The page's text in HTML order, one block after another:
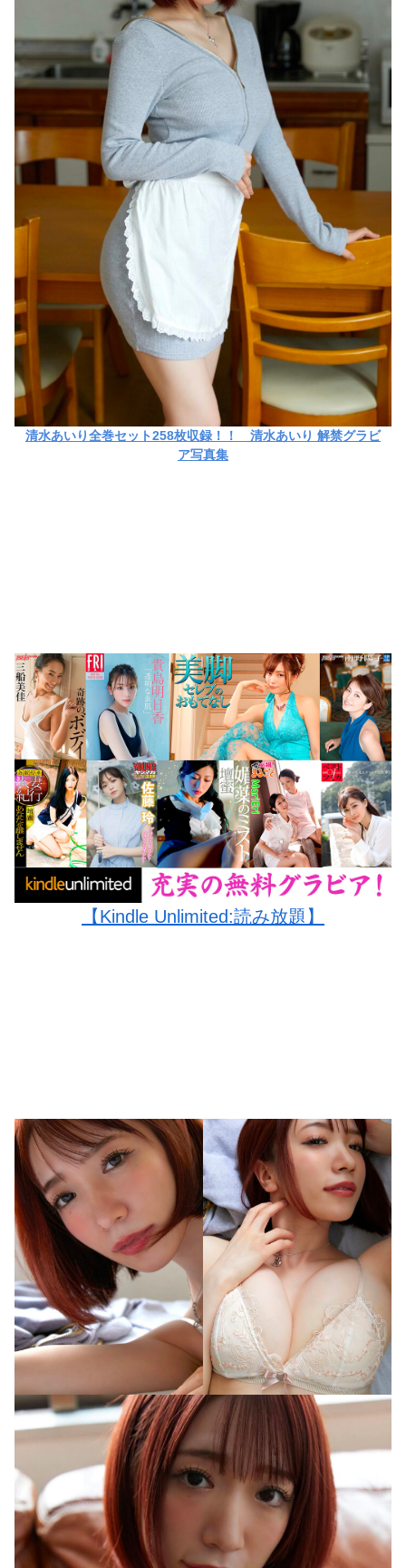
清水あいり全巻セット258枚収録！！ 清水あいり 解禁グラビ
ア写真集
【Kindle Unlimited:読み放題】